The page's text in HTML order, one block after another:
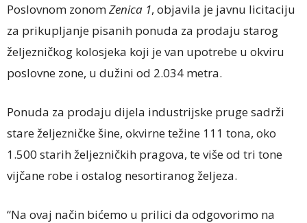
Poslovnom zonomZenica 1, objavila je javnu licitaciju
za prikupljanje pisanih ponuda za prodaju starog
željezničkog kolosjeka koji je van upotrebe u okviru
poslovne zone, u dužini od 2.034 metra.
Ponuda za prodaju dijela industrijske pruge sadrži
stare željezničke šine, okvirne težine 111 tona, oko
1.500 starih željezničkih pragova, te više od tri tone
vijčane robe i ostalog nesortiranog željeza.
“Na ovaj način bićemo u prilici da odgovorimo na